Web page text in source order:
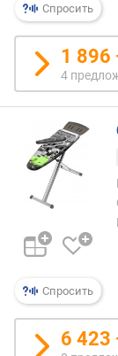
Спросить
1 896
4
Спросить
6 423